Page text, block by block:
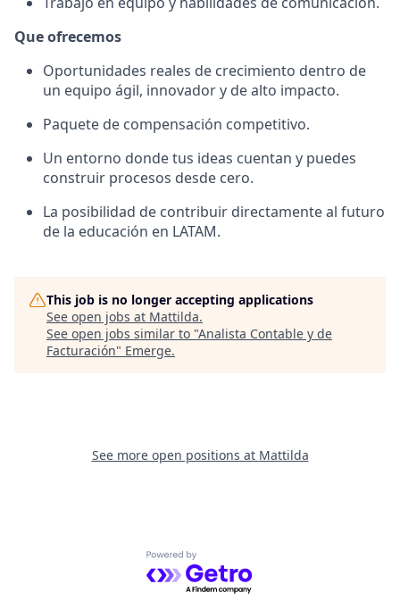
Que ofrecemos
Oportunidades reales de crecimiento dentro de
un equipo ágil, innovador y de alto impacto.
Paquete de compensación competitivo.
Un entorno donde tus ideas cuentan y puedes
construir procesos desde cero.
La posibilidad de contribuir directamente al futuro
de la educación en LATAM.
This job is no longer accepting applications
See open jobs at Mattilda.
See open jobs similar to "Analista Contable y de
Facturación" Emerge.
See more open positions at Mattilda
Powered by Getro.com